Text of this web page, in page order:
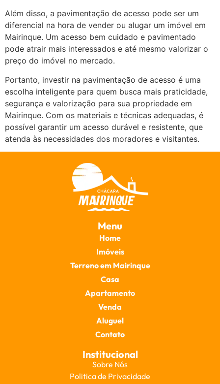
Além disso, a pavimentação de acesso pode ser um
diferencial na hora de vender ou alugar um imóvel em
Mairinque. Um acesso bem cuidado e pavimentado
pode atrair mais interessados e até mesmo valorizar o
preço do imóvel no mercado.
Portanto, investir na pavimentação de acesso é uma
escolha inteligente para quem busca mais praticidade,
segurança e valorização para sua propriedade em
Mairinque. Com os materiais e técnicas adequadas, é
possível garantir um acesso durável e resistente, que
atenda às necessidades dos moradores e visitantes.
Menu
Home
Imóveis
Terreno em Mairinque
Casa
Apartamento
Venda
Aluguel
Contato
Institucional
Sobre Nós
Politica de Privacidade